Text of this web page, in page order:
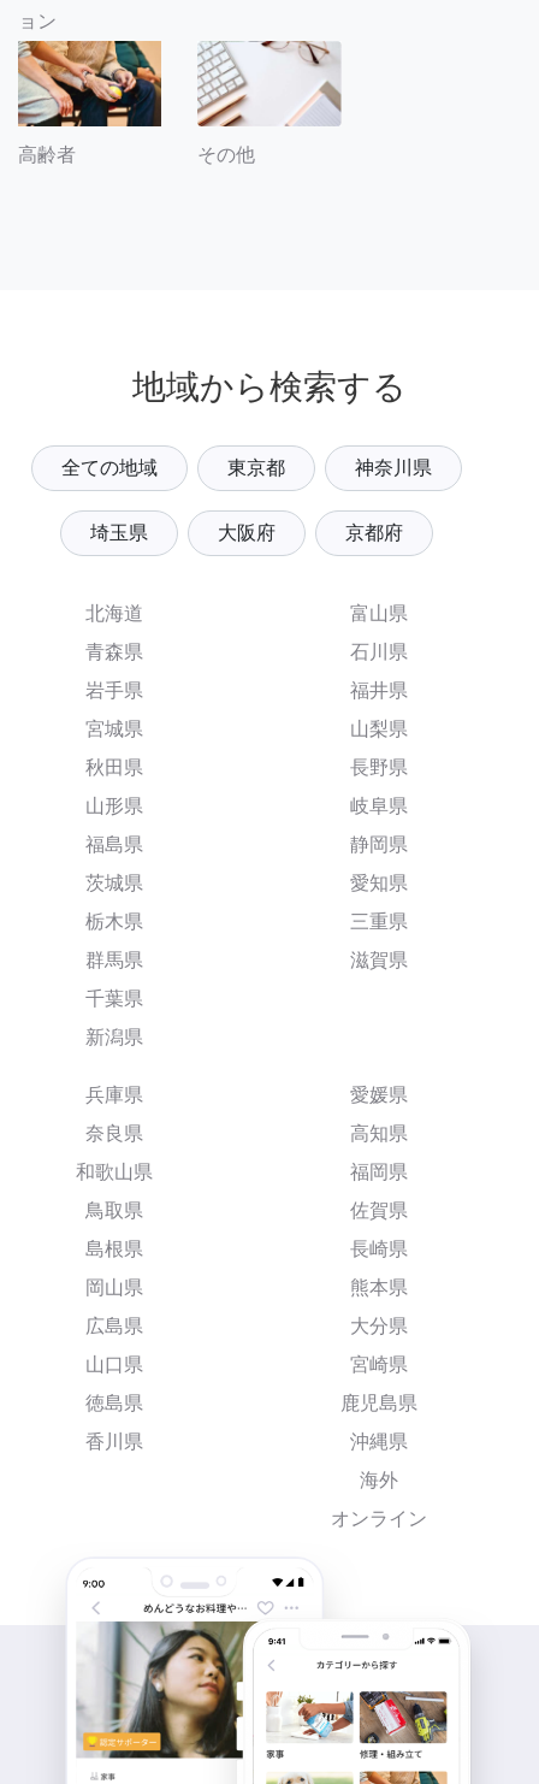
ョン
高齢者 その他
地域から検索する
全ての地域 東京都 神奈川県
埼玉県 大阪府 京都府
北海道
青森県
岩手県
宮城県
秋田県
山形県
福島県
茨城県
栃木県
群馬県
千葉県
新潟県
富山県
石川県
福井県
山梨県
長野県
岐阜県
静岡県
愛知県
三重県
滋賀県
兵庫県
奈良県
和歌山県
鳥取県
島根県
岡山県
広島県
山口県
徳島県
香川県
愛媛県
高知県
福岡県
佐賀県
長崎県
熊本県
大分県
宮崎県
鹿児島県
沖縄県
海外
オンライン